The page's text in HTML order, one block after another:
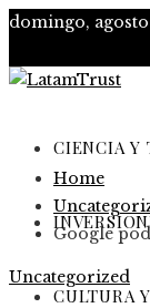
domingo,
CIENCIA Y
CULTURA
Home
Google
Uncategorized